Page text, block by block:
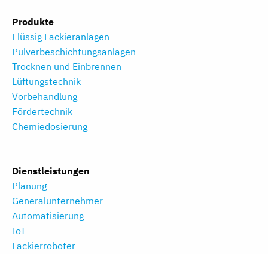
Produkte
Flüssig Lackieranlagen
Pulverbeschichtungs­anlagen
Trocknen und Einbrennen
Lüftungstechnik
Vorbehandlung
Fördertechnik
Chemiedosierung
Dienstleistungen
Planung
Generalunternehmer
Automatisierung
IoT
Lackierroboter